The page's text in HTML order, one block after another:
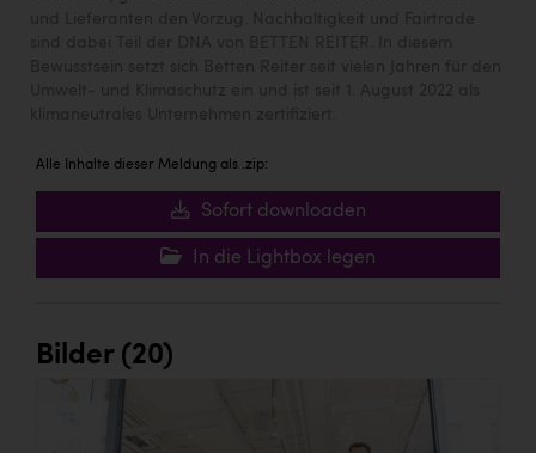
Alle Inhalte dieser Meldung als .zip:
Sofort downloaden
In die Lightbox legen
Bilder (20)